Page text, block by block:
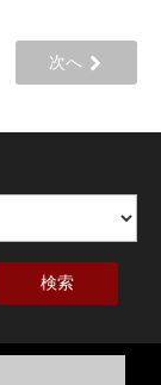
次へ
検索